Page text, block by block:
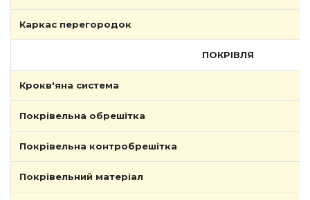
Каркас перегородок
ПОКРІВЛЯ
Крокв'яна система
Покрівельна обрешітка
Покрівельна контробрешітка
Покрівельний матеріал